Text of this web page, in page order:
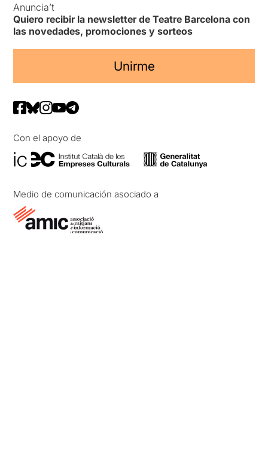
Anuncia’t
Quiero recibir la newsletter de Teatre Barcelona con
las novedades, promociones y sorteos
Unirme
Con el apoyo de
Medio de comunicación asociado a